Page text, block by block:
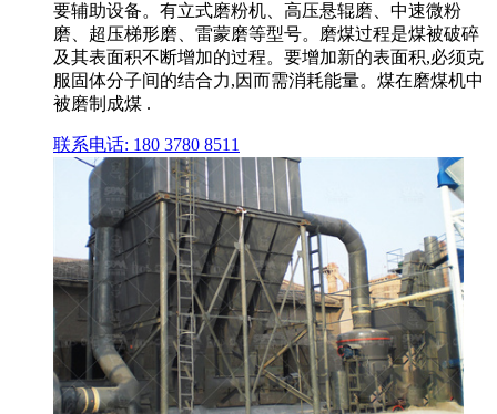
要辅助设备。有立式磨粉机、高压悬辊磨、中速微粉
磨、超压梯形磨、雷蒙磨等型号。磨煤过程是煤被破碎
及其表面积不断增加的过程。要增加新的表面积,必须克
服固体分子间的结合力,因而需消耗能量。煤在磨煤机中
被磨制成煤 .
联系电话: 180 3780 8511